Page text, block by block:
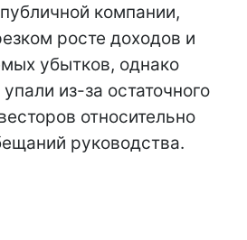
компании,
росте доходов и
убытков, однако
из-за остаточного
относительно
руководства.